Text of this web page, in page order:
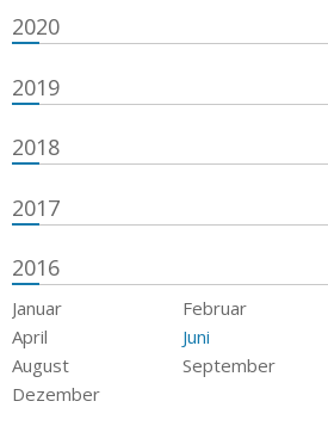
2020
2019
2018
2017
2016
Januar Februar
April
Juni
August
September
Dezember